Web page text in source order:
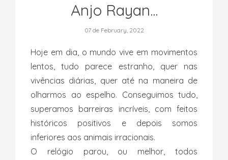
Anjo Rayan...
07 de February, 2022
Hoje em dia, o mundo vive em movimentos
lentos, tudo parece estranho, quer nas
vivências diárias, quer até na maneira de
olharmos ao espelho. Conseguimos tudo,
superamos barreiras incríveis, com feitos
históricos positivos e depois somos
inferiores aos animais irracionais.
O relógio parou, ou melhor, todos